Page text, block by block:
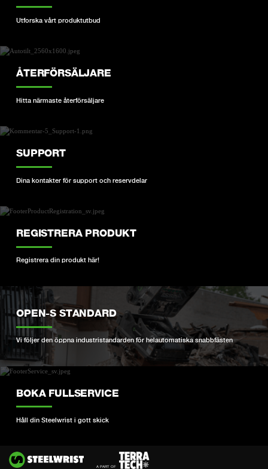
Utforska vårt produktutbud
ÅTERFÖRSÄLJARE
Hitta närmaste återförsäljare
SUPPORT
Dina kontakter för support och reservdelar
REGISTRERA PRODUKT
Registrera din produkt här!
OPEN-S STANDARD
Vi följer den öppna industristandarden för helautomatiska snabbfästen
BOKA FULLSERVICE
Håll din Steelwrist i gott skick